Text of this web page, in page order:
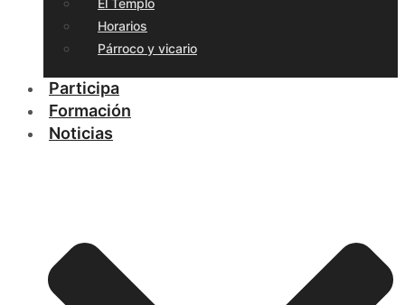
Horarios
Párroco y vicario
Participa
Formación
Noticias